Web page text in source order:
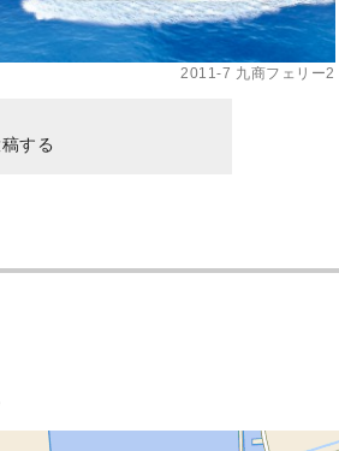
2011-7 九商フェリー2
する